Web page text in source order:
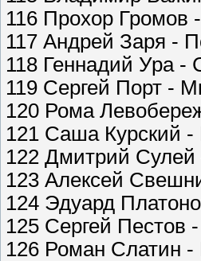
116 Прохор Громов
117 Андрей Заря -
118 Геннадий Ура -
119 Сергей Порт -
120 Рома
121 Саша Курский -
122 Дмитрий
123 Алексей
124 Эдуард
125 Сергей Пестов
126 Роман Слатин -